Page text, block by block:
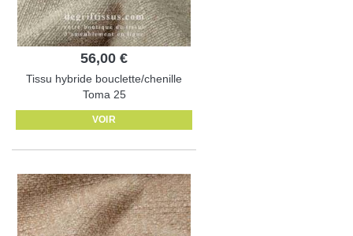
56,00 €
Tissu hybride bouclette/chenille
Toma 25
VOIR